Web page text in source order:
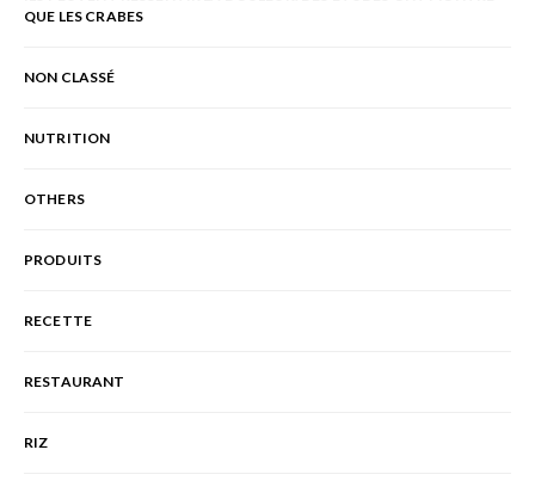
QUE LES CRABES
NON CLASSÉ
NUTRITION
OTHERS
PRODUITS
RECETTE
RESTAURANT
RIZ